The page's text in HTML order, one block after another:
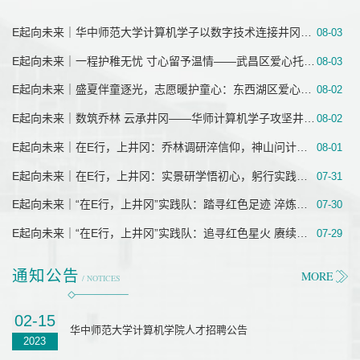
08-03
08-03
E起向未来｜盛夏伴童逐光，志愿暖护童心：东西湖区爱心托管班收官 08-02
08-02
08-01
07-31
E起向未来｜“在E行，上井冈”实践队：踏寻红色足迹 淬炼青春初心 07-30
07-29
通知公告 / NOTICES MORE
02-15
2023
华中师范大学计算机学院人才招聘公告